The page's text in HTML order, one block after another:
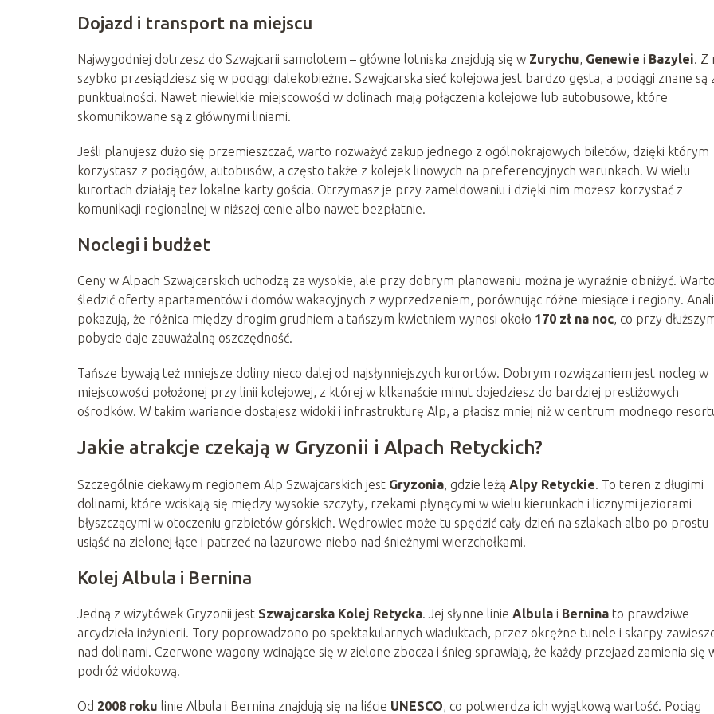
Dojazd i transport na miejscu
Najwygodniej dotrzesz do Szwajcarii samolotem – główne lotniska znajdują się w Zurychu, Genewie i Bazylei. Z
szybko przesiądziesz się w pociągi dalekobieżne. Szwajcarska sieć kolejowa jest bardzo gęsta, a pociągi znane są
punktualności. Nawet niewielkie miejscowości w dolinach mają połączenia kolejowe lub autobusowe, które
skomunikowane są z głównymi liniami.
Jeśli planujesz dużo się przemieszczać, warto rozważyć zakup jednego z ogólnokrajowych biletów, dzięki którym
korzystasz z pociągów, autobusów, a często także z kolejek linowych na preferencyjnych warunkach. W wielu
kurortach działają też lokalne karty gościa. Otrzymasz je przy zameldowaniu i dzięki nim możesz korzystać z
komunikacji regionalnej w niższej cenie albo nawet bezpłatnie.
Noclegi i budżet
Ceny w Alpach Szwajcarskich uchodzą za wysokie, ale przy dobrym planowaniu można je wyraźnie obniżyć. Warto
śledzić oferty apartamentów i domów wakacyjnych z wyprzedzeniem, porównując różne miesiące i regiony.
pokazują, że różnica między drogim grudniem a tańszym kwietniem wynosi około 170 zł na noc, co przy
pobycie daje zauważalną oszczędność.
Tańsze bywają też mniejsze doliny nieco dalej od najsłynniejszych kurortów. Dobrym rozwiązaniem jest nocleg w
miejscowości położonej przy linii kolejowej, z której w kilkanaście minut dojedziesz do bardziej prestiżowych
ośrodków. W takim wariancie dostajesz widoki i infrastrukturę Alp, a płacisz mniej niż w centrum modnego
Jakie atrakcje czekają w Gryzonii i Alpach Retyckich?
Szczególnie ciekawym regionem Alp Szwajcarskich jest Gryzonia, gdzie leżą Alpy Retyckie. To teren z długimi
dolinami, które wciskają się między wysokie szczyty, rzekami płynącymi w wielu kierunkach i licznymi jeziorami
błyszczącymi w otoczeniu grzbietów górskich. Wędrowiec może tu spędzić cały dzień na szlakach albo po prostu
usiąść na zielonej łące i patrzeć na lazurowe niebo nad śnieżnymi wierzchołkami.
Kolej Albula i Bernina
Jedną z wizytówek Gryzonii jest Szwajcarska Kolej Retycka. Jej słynne linie Albula i Bernina to prawdziwe
arcydzieła inżynierii. Tory poprowadzono po spektakularnych wiaduktach, przez okrężne tunele i skarpy
nad dolinami. Czerwone wagony wcinające się w zielone zbocza i śnieg sprawiają, że każdy przejazd zamienia się
podróż widokową.
Od 2008 roku linie Albula i Bernina znajdują się na liście UNESCO, co potwierdza ich wyjątkową wartość. Pociąg